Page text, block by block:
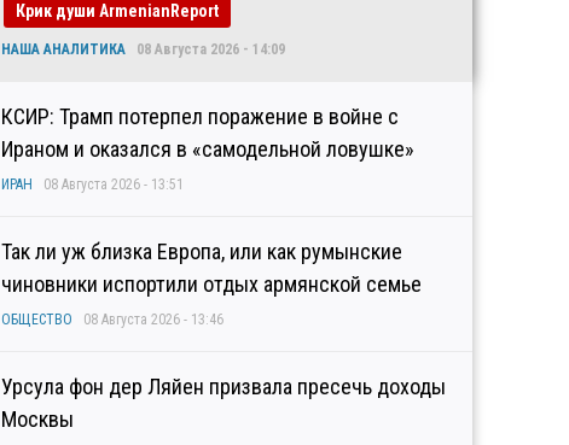
Крик души ArmenianReport
НАША АНАЛИТИКА 08 Августа 2026 - 14:09
КСИР: Трамп потерпел поражение в войне с
Ираном и оказался в «самодельной ловушке»
ИРАН 08 Августа 2026 - 13:51
Так ли уж близка Европа, или как румынские
чиновники испортили отдых армянской семье
ОБЩЕСТВО 08 Августа 2026 - 13:46
Урсула фон дер Ляйен призвала пресечь доходы
Москвы